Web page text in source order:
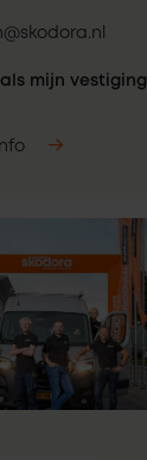
mijn vestiging